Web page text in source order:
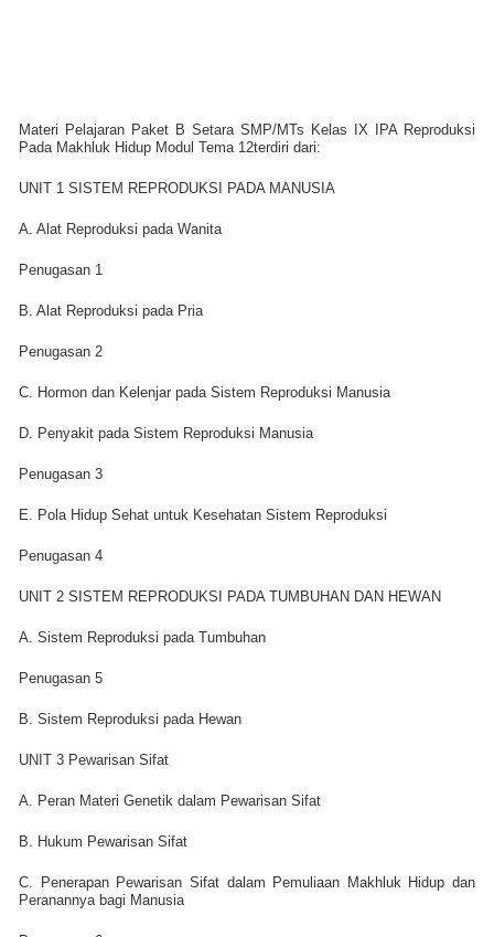
Materi Pelajaran Paket B Setara SMP/MTs Kelas IX IPA Reproduksi
Pada Makhluk Hidup Modul Tema 12terdiri dari:
UNIT 1 SISTEM REPRODUKSI PADA MANUSIA
A. Alat Reproduksi pada Wanita
Penugasan 1
B. Alat Reproduksi pada Pria
Penugasan 2
C. Hormon dan Kelenjar pada Sistem Reproduksi Manusia
D. Penyakit pada Sistem Reproduksi Manusia
Penugasan 3
E. Pola Hidup Sehat untuk Kesehatan Sistem Reproduksi
Penugasan 4
UNIT 2 SISTEM REPRODUKSI PADA TUMBUHAN DAN HEWAN
A. Sistem Reproduksi pada Tumbuhan
Penugasan 5
B. Sistem Reproduksi pada Hewan
UNIT 3 Pewarisan Sifat
A. Peran Materi Genetik dalam Pewarisan Sifat
B. Hukum Pewarisan Sifat
C. Penerapan Pewarisan Sifat dalam Pemuliaan Makhluk Hidup dan
Peranannya bagi Manusia